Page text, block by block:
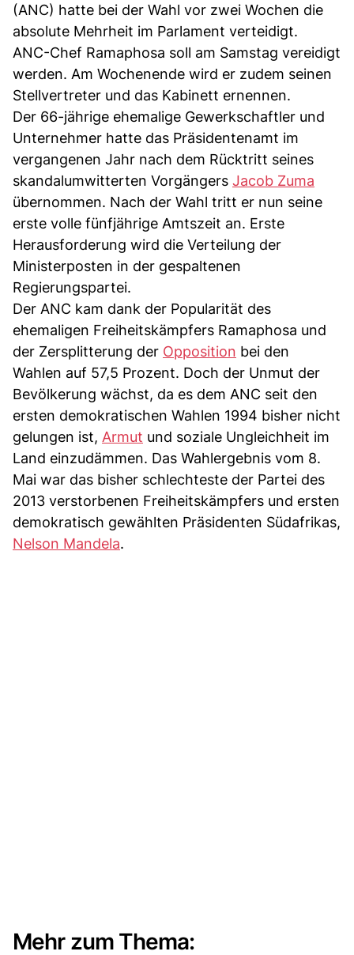
(ANC) hatte bei der Wahl vor zwei Wochen die
absolute Mehrheit im Parlament verteidigt.
ANC-Chef Ramaphosa soll am Samstag vereidigt
werden. Am Wochenende wird er zudem seinen
Stellvertreter und das Kabinett ernennen.
Der 66-jährige ehemalige Gewerkschaftler und
Unternehmer hatte das Präsidentenamt im
vergangenen Jahr nach dem Rücktritt seines
skandalumwitterten Vorgängers Jacob Zuma
übernommen. Nach der Wahl tritt er nun seine
erste volle fünfjährige Amtszeit an. Erste
Herausforderung wird die Verteilung der
Ministerposten in der gespaltenen
Regierungspartei.
Der ANC kam dank der Popularität des
ehemaligen Freiheitskämpfers Ramaphosa und
der Zersplitterung der Opposition bei den
Wahlen auf 57,5 Prozent. Doch der Unmut der
Bevölkerung wächst, da es dem ANC seit den
ersten demokratischen Wahlen 1994 bisher nicht
gelungen ist, Armut und soziale Ungleichheit im
Land einzudämmen. Das Wahlergebnis vom 8.
Mai war das bisher schlechteste der Partei des
2013 verstorbenen Freiheitskämpfers und ersten
demokratisch gewählten Präsidenten Südafrikas,
Nelson Mandela.
Mehr zum Thema: